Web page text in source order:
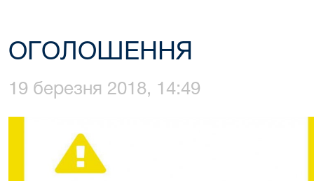
ОГОЛОШЕННЯ
19 березня 2018, 14:49